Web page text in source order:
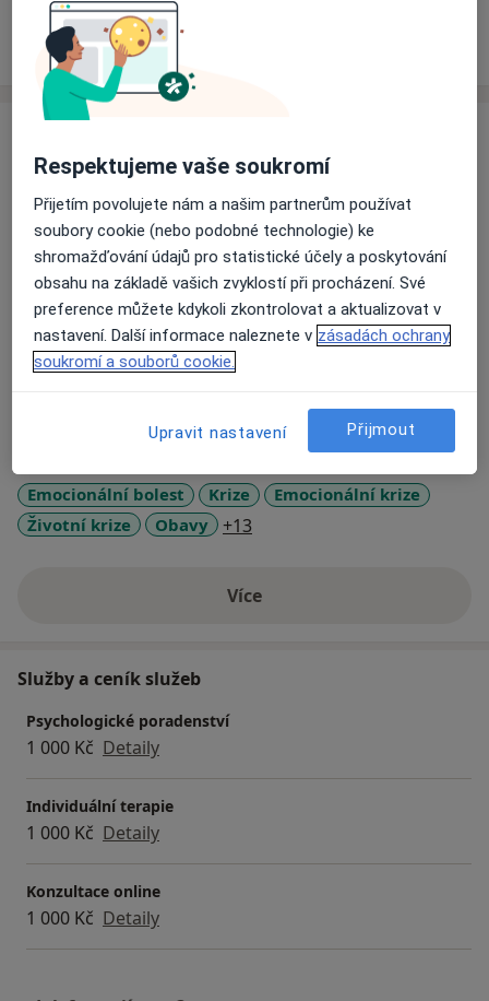
Zkušenosti Ceník
Jsem vystudovaná psycholožka a zároveň
frekventantka psychoterapeutického výcviku v
Daseinsanalytickém směru, který se nese v duchu
myšlenky: "Být sám sebou a neztratit druhé, být spolu
s druhými a neztratit sám sebe." Mám za sebou
pětiletou sebezkušenostní část a aktuálně pracuji pod
supervizí zkušených kolegů. Uvědomuji si s pokorou,
jak specifický vztah terapeuta a klienta je, budu se
snažit vytvořit prostředí plné pochopení, přijetí a
společně budeme pracovat na změně, která přispěje
ke zvýšení Vaší spokojenosti.
VíceO mně
Poradenská psychologie
Emocionální bolest Krize
Emocionální krize
Životní krize
Obavy +13
Víceo zkušenostech
Služby a ceník služeb
Psychologické poradenství
1 000 Kč Detaily
Individuální terapie
1 000 Kč Detaily
Konzultace online
1 000 Kč Detaily
Respektujeme vaše soukromí
Přijetím povolujete nám a našim partnerům používat
soubory cookie (nebo podobné technologie) ke
shromažďování údajů pro statistické účely a poskytování
obsahu na základě vašich zvyklostí při procházení. Své
preference můžete kdykoli zkontrolovat a aktualizovat v
nastavení. Další informace naleznete v zásadách ochrany
soukromí a souborů cookie.
Upravit nastavení Přijmout